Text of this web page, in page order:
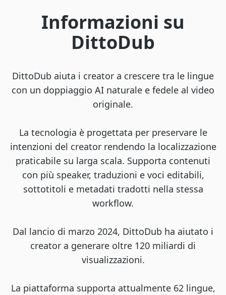
Informazioni su
DittoDub
DittoDub aiuta i creator a crescere tra le lingue
con un doppiaggio AI naturale e fedele al video
originale.
La tecnologia è progettata per preservare le
intenzioni del creator rendendo la localizzazione
praticabile su larga scala. Supporta contenuti
con più speaker, traduzioni e voci editabili,
sottotitoli e metadati tradotti nella stessa
workflow.
Dal lancio di marzo 2024, DittoDub ha aiutato i
creator a generare oltre 120 miliardi di
visualizzazioni.
La piattaforma supporta attualmente 62 lingue,